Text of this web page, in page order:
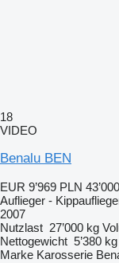
18
VIDEO
Benalu BEN
EUR 9’969 PLN 43’000
Auflieger -
2007
Nutzlast 27’000 kg
Nettogewicht 5’380 kg
Marke Karosserie